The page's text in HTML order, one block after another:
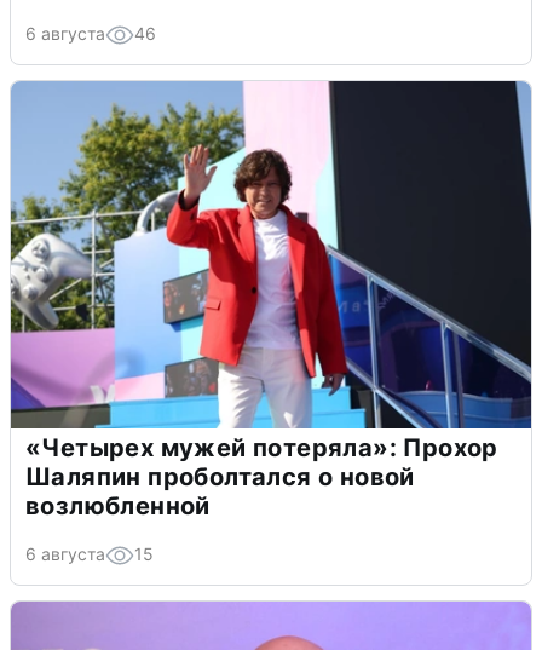
6 августа 46
«Четырех мужей потеряла»: Прохор
Шаляпин проболтался о новой
возлюбленной
6 августа 15